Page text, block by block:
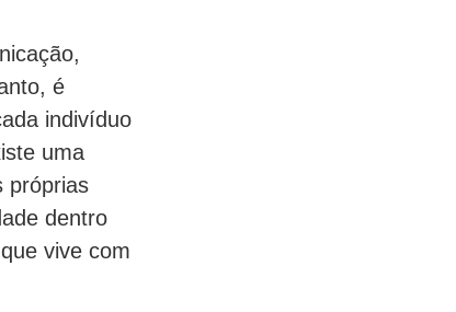
é
indivíduo
uma
próprias
dentro
vive com